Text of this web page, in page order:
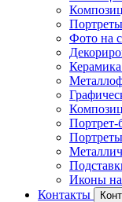
Фото на
Портрет-
Иконы на
Контакты